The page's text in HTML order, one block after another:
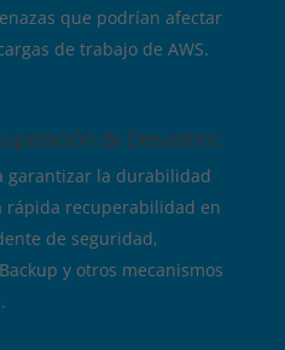
que podrían afectar
de trabajo de AWS.
de Desastres:
garantizar la durabilidad
rápida recuperabilidad en
de seguridad,
y otros mecanismos